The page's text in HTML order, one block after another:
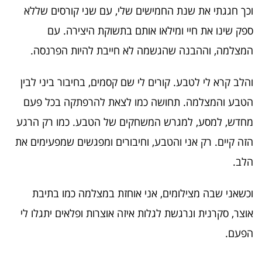
וכך חגגתי את שנת החמישים שלי, עם שני קורסים שללא
ספק שינו את חיי ומילאו אותם בתשוקת היצירה. עם
המצלמה, וההבנה שהגשמה לא חייבת להיות הפרנסה.
והלב קרא לי לטבע. קורים לי שם קסמים, בחיבור ביני לבין
הטבע והמצלמה. תחושה כמו לצאת להרפתקה בכל פעם
מחדש, למסע, למגרש המשחקים של הטבע. כמו רק הרגע
הזה קיים. רק אני והטבע, וחיבורים ומפגשים שמפעימים את
הלב.
וכשאני שבה מצילומים, אני אוחזת במצלמה כמו בתיבת
אוצר, סקרנית ונרגשת לגלות איזה אוצרות ופלאים יתגלו לי
הפעם.